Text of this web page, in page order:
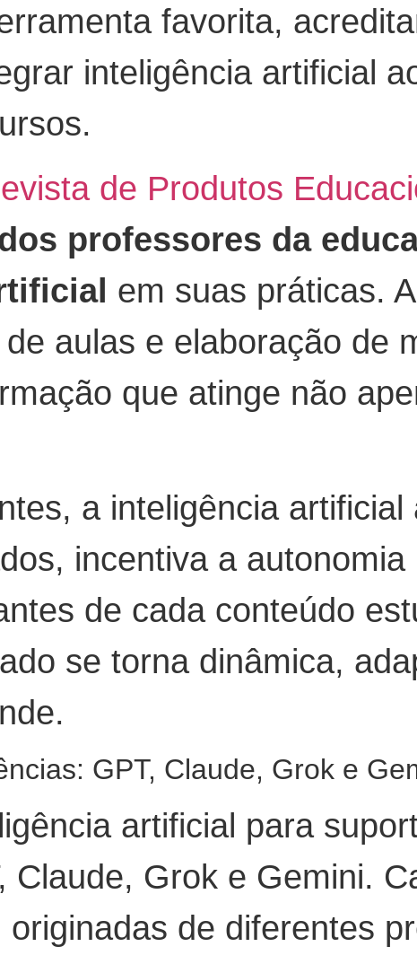
favorita,
inteligência artificial
de Produtos
professores da
em suas práticas.
aulas e elaboração de
que atinge não
a inteligência
incentiva a
de cada conteúdo
se torna dinâmica,
GPT, Claude, Grok e
artificial para
Claude, Grok e Gemini.
de diferentes